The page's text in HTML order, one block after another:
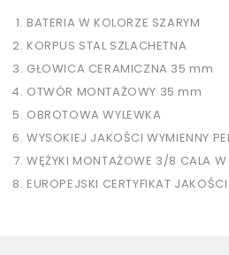
BATERIA W KOLORZE SZARYM
KORPUS STAL SZLACHETNA
GŁOWICA CERAMICZNA 35 mm
OTWÓR MONTAŻOWY 35 mm
OBROTOWA WYLEWKA
WYSOKIEJ JAKOŚCI WYMIENNY
WĘŻYKI MONTAŻOWE 3/8 CALA W
EUROPEJSKI CERTYFIKAT